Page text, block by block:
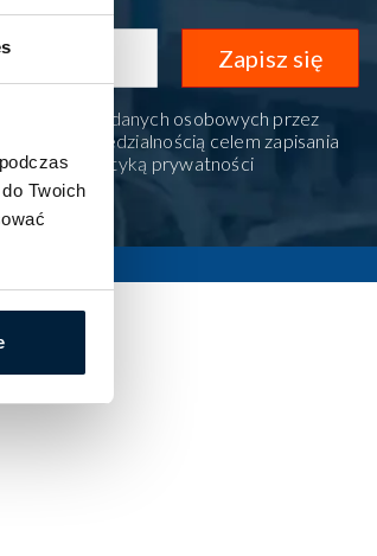
Twoich
Zapisz się
moich danych osobowych przez
odpowiedzialnością celem zapisania
się z Polityką prywatności